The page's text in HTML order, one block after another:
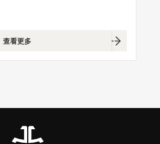
CAFÉ
TIMEKEEPER”展
机芯
查看更多